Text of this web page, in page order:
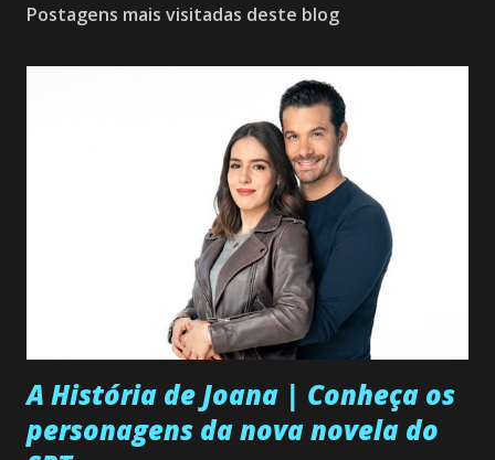
Postagens mais visitadas deste blog
A História de Joana | Conheça os
personagens da nova novela do